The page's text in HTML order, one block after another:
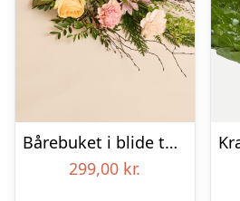
Bårebuket i blide toner
299,00 kr.